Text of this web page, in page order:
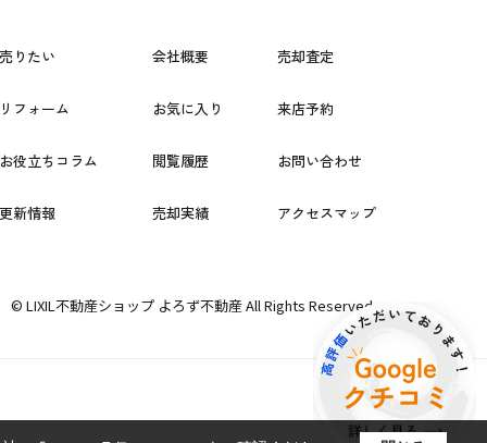
売りたい 会社概要 売却査定
リフォーム お気に入り 来店予約
お役立ちコラム 閲覧履歴 お問い合わせ
更新情報 売却実績 アクセスマップ
© LIXIL不動産ショップ よろず不動産 All Rights Reserved.